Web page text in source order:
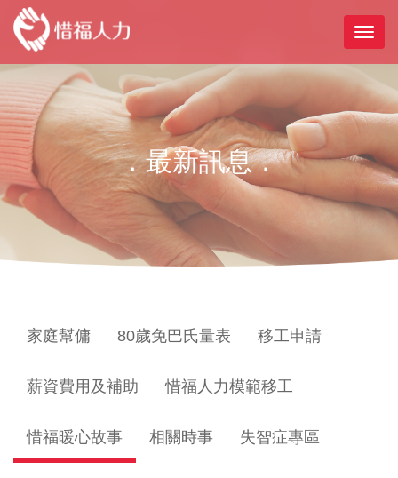
．最新訊息．
家庭幫傭 80歲免巴氏量表 移工申請
薪資費用及補助 惜福人力模範移工
惜福暖心故事 相關時事 失智症專區